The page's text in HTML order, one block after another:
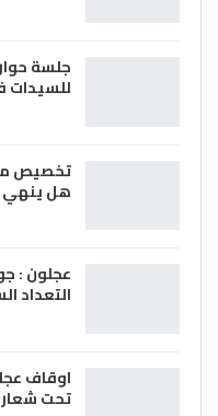
جلسة
للسيدات
تخصيص
هل ينهي
عجلون :
التعداد
اوقاف
تحت شعار